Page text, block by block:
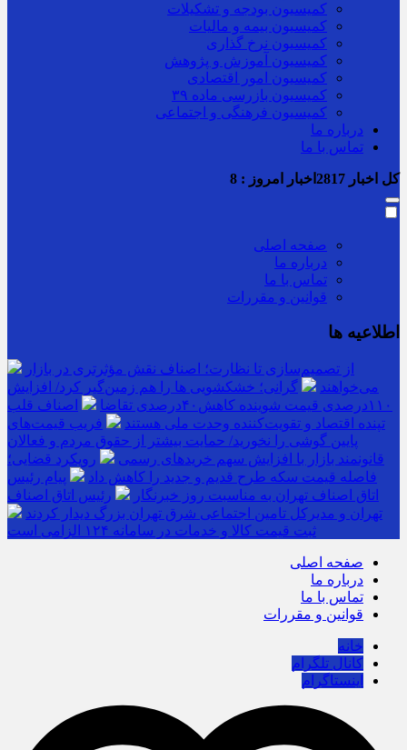
کمیسیون بودجه و تشکیلات
کمیسیون بیمه و مالیات
کمیسیون نرخ گذاری
کمیسیون آموزش و پژوهش
کمیسیون امور اقتصادی
کمیسیون بازرسی ماده ۳۹
کمیسیون فرهنگی و اجتماعی
درباره ما
تماس با ما
کل اخبار اخبار امروز : 8
صفحه اصلی
درباره ما
تماس با ما
قوانین و مقررات
اطلاعیه ها
از تصمیم‌سازی تا نظارت؛ اصناف نقش مؤثرتری در بازار
می‌خواهند
گرانی؛ خشکشویی‌ ها را هم زمین‌گیر کرد/ افزایش
۱۱۰درصدی قیمت شوینده کاهش۴۰درصدی تقاضا
اصناف قلب
تپنده اقتصاد و تقویت‌کننده وحدت ملی هستند
فریب قیمت‌های
پایین گوشی را نخورید/ حمایت بیشتر از حقوق مردم و فعالان
قانونمند بازار با افزایش سهم خریدهای رسمی
رویکرد قضایی؛
فاصله قیمت سکه طرح قدیم و جدید را کاهش داد
پیام رئیس
اتاق اصناف تهران به مناسبت روز خبرنگار
رئیس اتاق اصناف
تهران و مدیرکل تامین اجتماعی شرق تهران بزرگ دیدار کردند
ثبت قیمت کالا و خدمات در سامانه ۱۲۴ الزامی است
صفحه اصلی
درباره ما
تماس با ما
قوانین و مقررات
خانه
کانال تلگرام
اینستاگرام